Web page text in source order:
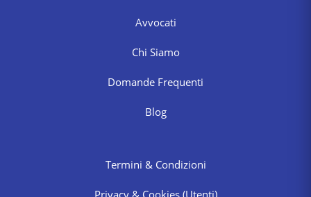
Avvocati
Chi Siamo
Domande Frequenti
Blog
Termini & Condizioni
Privacy & Cookies (Utenti)